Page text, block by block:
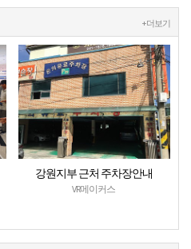
+ 더보기
강원지부 근처 주차장안내
VR메이커스